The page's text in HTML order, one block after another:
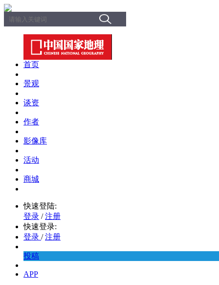
首页
景观
谈资
作者
影像库
活动
商城
快速登陆:
登录 / 注册
快速登录:
登录 / 注册
投稿
APP